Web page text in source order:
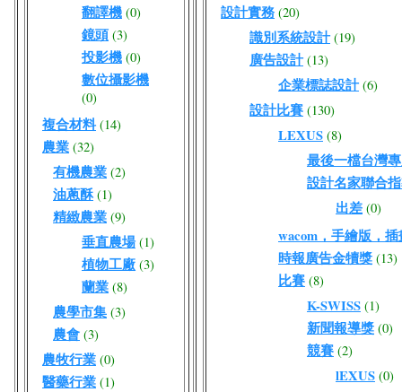
翻譯機 (0)
鏡頭 (3)
投影機 (0)
數位攝影機
(0)
複合材料 (14)
農業 (32)
有機農業 (2)
油蔥酥 (1)
精緻農業 (9)
垂直農場 (1)
植物工廠 (3)
蘭業 (8)
農學市集 (3)
農會 (3)
農牧行業 (0)
醫藥行業 (1)
設計實務 (20)
識別系統設計 (19)
廣告設計 (13)
企業標誌設計 (6)
設計比賽 (130)
LEXUS (8)
最後一檔台灣
設計名家聯合
出差 (0)
wacom，手繪版，
時報廣告金犢獎 (13)
比賽 (8)
K-SWISS (1)
新聞報導獎 (0)
競賽 (2)
lEXUS (0)